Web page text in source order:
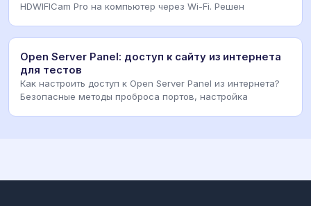
HDWIFICam Pro на компьютер через Wi-Fi. Решен
Open Server Panel: доступ к сайту из интернета
для тестов
Как настроить доступ к Open Server Panel из интернета?
Безопасные методы проброса портов, настройка